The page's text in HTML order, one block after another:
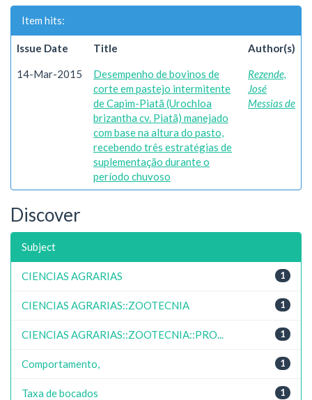
Item hits:
Issue Date Title Author(s)
14-Mar-2015
Desempenho de bovinos de
corte em pastejo intermitente
de Capim-Piatã (Urochloa
brizantha cv. Piatã) manejado
com base na altura do pasto,
recebendo três estratégias de
suplementação durante o
período chuvoso
Rezende,
José
Messias de
Discover
Subject
1
CIENCIAS AGRARIAS
1
CIENCIAS AGRARIAS::ZOOTECNIA
1
CIENCIAS AGRARIAS::ZOOTECNIA::PRO...
1
Comportamento,
1
Taxa de bocados